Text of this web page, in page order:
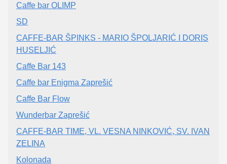
Caffe bar OLIMP
SD
CAFFE-BAR ŠPINKS - MARIO ŠPOLJARIĆ I DORIS
HUSELJIĆ
Caffe Bar 143
Caffe bar Enigma Zaprešić
Caffe Bar Flow
Wunderbar Zaprešić
CAFFE-BAR TIME, VL. VESNA NINKOVIĆ, SV. IVAN
ZELINA
Kolonada